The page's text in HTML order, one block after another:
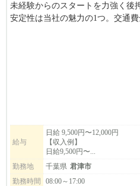
未経験からのスタートを力強く後
安定性は当社の魅力の1つ。交通
給与
日給 9,500円〜12,000円
【収入例】
日給9,500円〜...
勤務地
千葉県 君津市
勤務時間
08:00～17:00